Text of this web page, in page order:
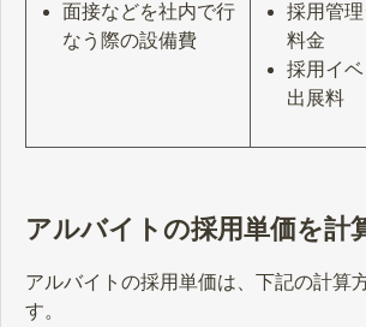
面接などを社内で行
なう際の設備費
採用管
料金
採用イ
出展料
アルバイトの採用単価を計
アルバイトの採用単価は、下記の計算
す。